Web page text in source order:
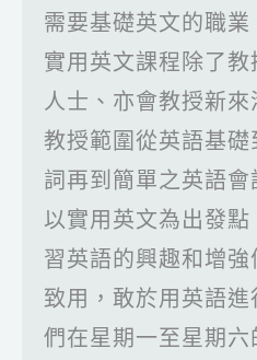
需要基礎英文的職
實用英文課程除了
人士、亦會教授新來
教授範圍從英語基
詞再到簡單之英語
以實用英文為出發
習英語的興趣和增
致用，敢於用英語
們在星期一至星期